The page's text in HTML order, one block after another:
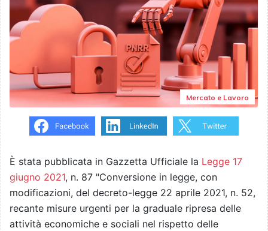
Mercato e Lavoro
È stata pubblicata in Gazzetta Ufficiale la Legge 17
giugno 2021, n. 87 "Conversione in legge, con
modificazioni, del decreto-legge 22 aprile 2021, n. 52,
recante misure urgenti per la graduale ripresa delle
attività economiche e sociali nel rispetto delle